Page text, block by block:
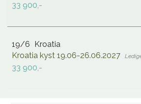
33 900,-
19/6
Kroatia
Kroatia kyst 19.06-26.06.2027
33 900,-